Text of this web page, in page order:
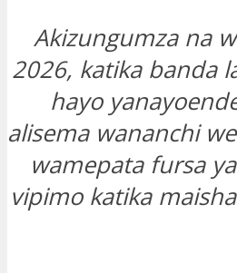
Akizungumza na
2026, katika banda
hayo
alisema wananchi
wamepata fursa
vipimo katika